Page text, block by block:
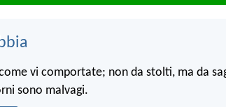
vi comportate; non da stolti, ma da
sono malvagi.